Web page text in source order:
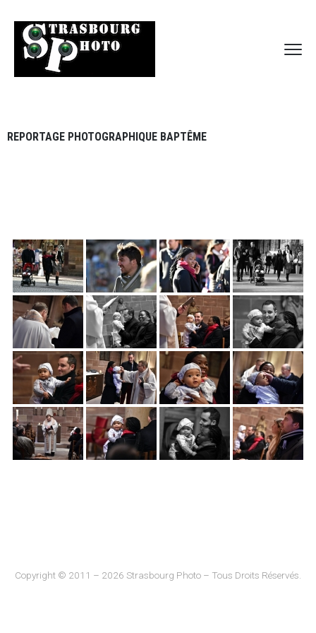
REPORTAGE PHOTOGRAPHIQUE BAPTÊME
Copyright © 2011 – 2026 Strasbourg Photo – Tous Droits Réservés.